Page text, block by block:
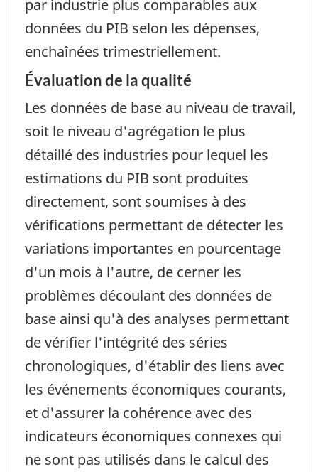
par industrie plus comparables aux
données du PIB selon les dépenses,
enchaînées trimestriellement.
Évaluation de la qualité
Les données de base au niveau de travail,
soit le niveau d'agrégation le plus
détaillé des industries pour lequel les
estimations du PIB sont produites
directement, sont soumises à des
vérifications permettant de détecter les
variations importantes en pourcentage
d'un mois à l'autre, de cerner les
problèmes découlant des données de
base ainsi qu'à des analyses permettant
de vérifier l'intégrité des séries
chronologiques, d'établir des liens avec
les événements économiques courants,
et d'assurer la cohérence avec des
indicateurs économiques connexes qui
ne sont pas utilisés dans le calcul des